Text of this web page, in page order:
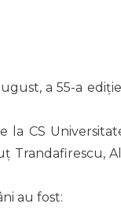
a 55-a
la CS
Trandafirescu,
au fost: